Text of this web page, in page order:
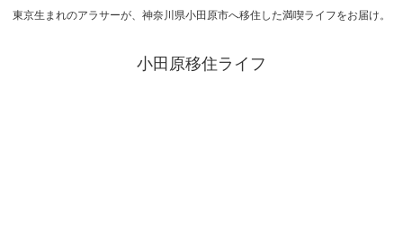
東京生まれのアラサーが、神奈川県小田原市へ移住した満喫ライフをお届け。
小田原移住ライフ